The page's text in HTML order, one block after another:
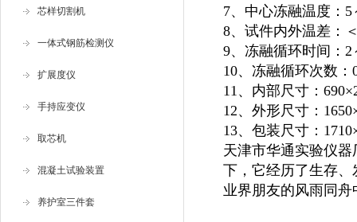
芯样切割机
一体式钢筋检测仪
扩展度仪
手持应变仪
取芯机
混凝土试验装置
养护室三件套
7、中心冻融温度：
8、试件内外温差：
9、冻融循环时间：2
10、冻融循环次数：
11、内部尺寸：
12、外形尺寸：
13、包装尺寸：
天津市华通实验仪
下，它经历了生存
业界朋友的风雨同